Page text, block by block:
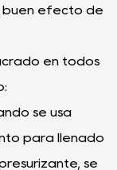
buen efecto de
en todos
se usa
para llenado
se